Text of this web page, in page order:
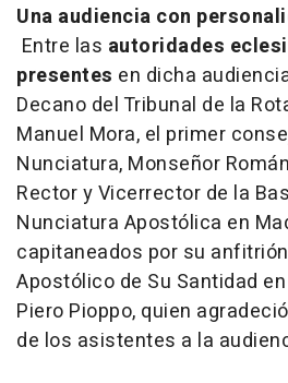
Una audiencia con
Entre las autoridades
presentes en dicha
Decano del Tribunal de la
Manuel Mora, el primer
Nunciatura, Monseñor
Rector y Vicerrector de la
Nunciatura Apostólica en
capitaneados por su
Apostólico de Su Santidad
Piero Pioppo, quien
de los asistentes a la